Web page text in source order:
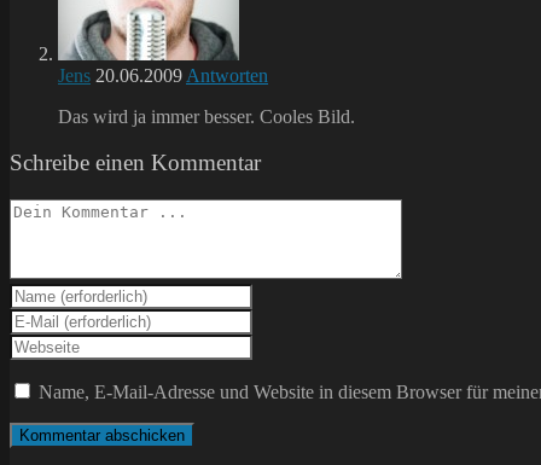
Jens 20.06.2009 Antworten
Das wird ja immer besser. Cooles Bild.
Schreibe einen Kommentar
Kommentieren
Gib
deinen
Namen
oder
Benutzernamen
zum
Kommentieren
ein
Gib
deine
E-
Mail-
Adresse
zum
Kommentieren
Gib
deine
Website-
ein
(optional)
Name, E-Mail-Adresse und Website in diesem Browser für